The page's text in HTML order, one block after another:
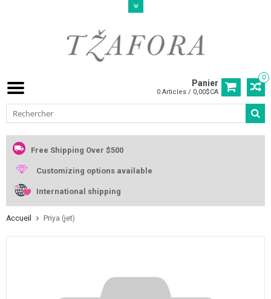
0
Panier
0 Articles / 0,00$CA
Free Shipping Over $500
Customizing options available
International shipping
Accueil Priya (jet)